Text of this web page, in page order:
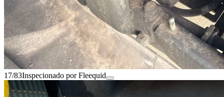
17/83Inspecionado por Fleequid